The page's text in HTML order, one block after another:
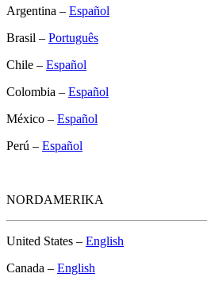
Argentina – Español
Brasil – Português
Chile – Español
Colombia – Español
México – Español
Perú – Español
NORDAMERIKA
United States – English
Canada – English